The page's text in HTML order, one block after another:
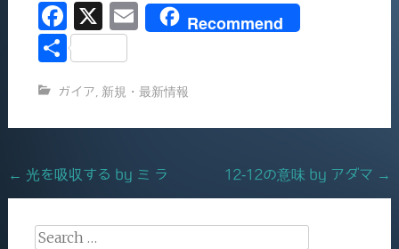
F
a
e
b
o
X
E
l
Recommend
共
ガイア 新規・最新情報
Post
navigation
← 光を吸収する by ミ ラ 12-12の意味 by アダマ →
Search